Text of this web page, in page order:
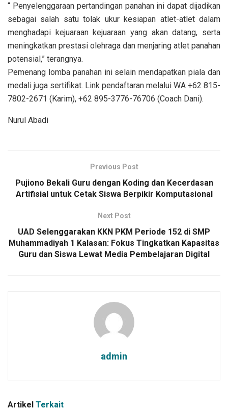
“ Penyelenggaraan pertandingan panahan ini dapat dijadikan
sebagai salah satu tolak ukur kesiapan atlet-atlet dalam
menghadapi kejuaraan kejuaraan yang akan datang, serta
meningkatkan prestasi olehraga dan menjaring atlet panahan
potensial,” terangnya.
Pemenang lomba panahan ini selain mendapatkan piala dan
medali juga sertifikat. Link pendaftaran melalui WA +62 815-
7802-2671 (Karim), +62 895-3776-76706 (Coach Dani).
Nurul Abadi
Previous Post
Pujiono Bekali Guru dengan Koding dan Kecerdasan
Artifisial untuk Cetak Siswa Berpikir Komputasional
Next Post
UAD Selenggarakan KKN PKM Periode 152 di SMP
Muhammadiyah 1 Kalasan: Fokus Tingkatkan Kapasitas
Guru dan Siswa Lewat Media Pembelajaran Digital
admin
Artikel Terkait